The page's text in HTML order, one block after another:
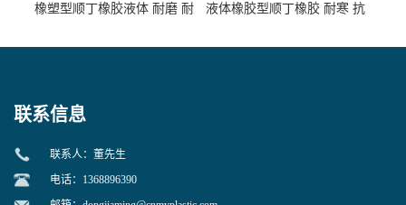
橡塑型顺丁橡胶液体 耐磨 耐
液体橡胶型顺丁橡胶 耐寒 抗
联系信息
联系人：董先生
电话：1368896390